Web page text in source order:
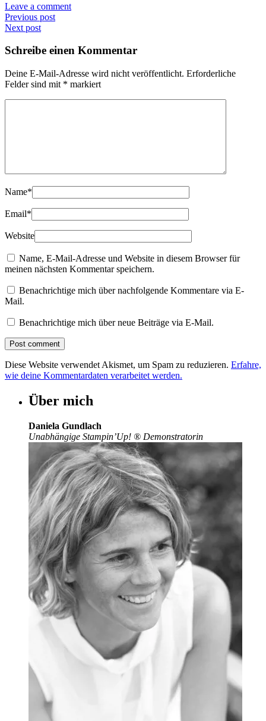
Leave a comment
Previous post
Next post
Schreibe einen Kommentar
Deine E-Mail-Adresse wird nicht veröffentlicht. Erforderliche
Felder sind mit * markiert
Name*
Email*
Website
Name, E-Mail-Adresse und Website in diesem Browser für
meinen nächsten Kommentar speichern.
Benachrichtige mich über nachfolgende Kommentare via E-
Mail.
Benachrichtige mich über neue Beiträge via E-Mail.
Diese Website verwendet Akismet, um Spam zu reduzieren. Erfahre,
wie deine Kommentardaten verarbeitet werden.
Über mich
Daniela Gundlach
Unabhängige Stampin’Up! ® Demonstratorin